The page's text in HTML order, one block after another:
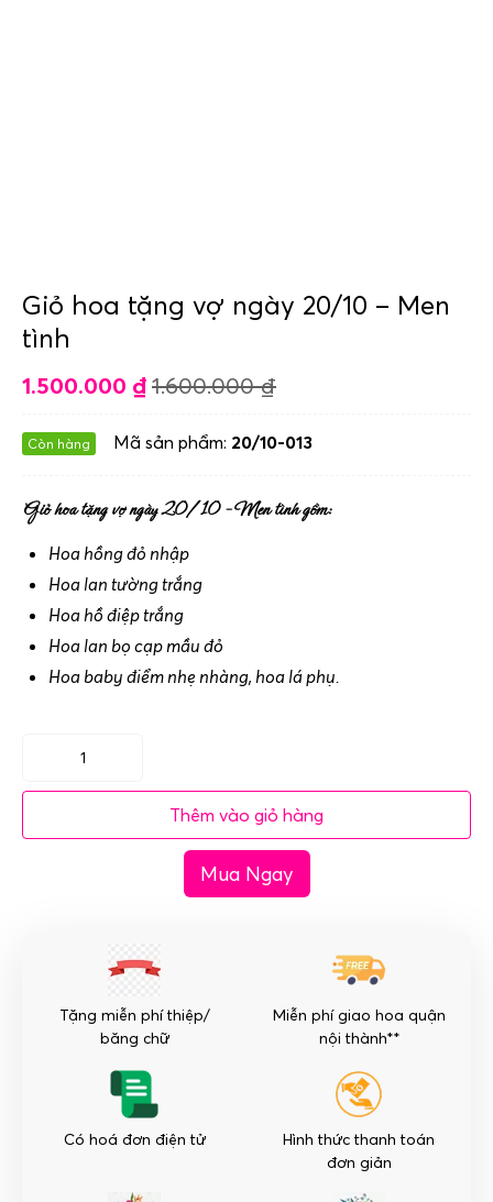
Giỏ hoa tặng vợ ngày 20/10 – Men
tình
1.500.000 ₫ 1.600.000₫
Còn hàng Mã sản phẩm: 20/10-013
Giỏ hoa tặng vợ ngày 20/10 – Men tình gồm:
Hoa hồng đỏ nhập
Hoa lan tường trắng
Hoa hồ điệp trắng
Hoa lan bọ cạp mầu đỏ
Hoa baby điểm nhẹ nhàng, hoa lá phụ.
Giỏ
hoa
tình
lượng
Thêm vào giỏ hàng
Mua Ngay
Tặng miễn phí thiệp/
băng chữ
Miễn phí giao hoa quận
nội thành**
Có hoá đơn điện tử
Hình thức thanh toán
đơn giản